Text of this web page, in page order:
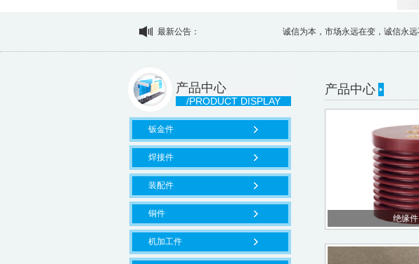
最新公告： 诚信为本，市场永远在变，诚信永远不变！
产品中心
/PRODUCT DISPLAY
钣金件
焊接件
装配件
铜件
机加工件
产品中心
绝缘件